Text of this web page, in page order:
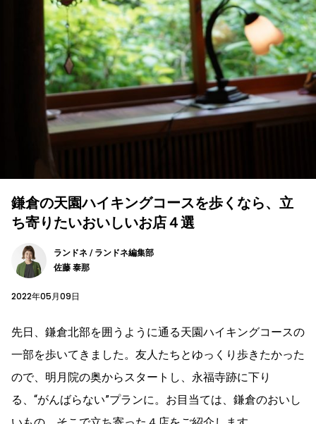
鎌倉の天園ハイキングコースを歩くなら、立
ち寄りたいおいしいお店４選
ランドネ / ランドネ編集部
佐藤 泰那
2022年05月09日
先日、鎌倉北部を囲うように通る天園ハイキングコースの
一部を歩いてきました。友人たちとゆっくり歩きたかった
ので、明月院の奥からスタートし、永福寺跡に下り
る、“がんばらない”プランに。お目当ては、鎌倉のおいし